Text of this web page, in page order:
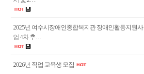
2025년 여수시장애인종합복지관 장애인활동지원사
업 4차 추…
2026년 직업 교육생 모집